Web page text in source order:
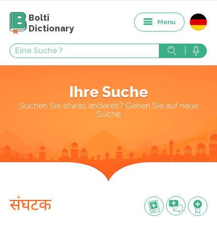
Bolti
Dictionary
Menu
Ihre Suche
Suchen Sie etwas anderes? Gehen Sie auf neue
Suche
संघटक